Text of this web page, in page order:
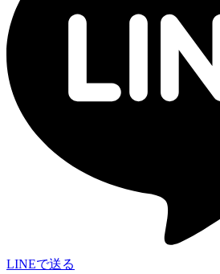
LINEで送る